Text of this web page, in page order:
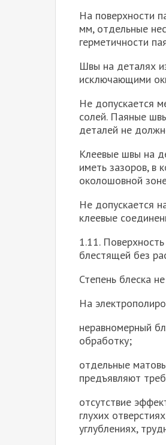
На поверхности
мм, отдельные
герметичности
Швы на деталях
исключающими
Не допускается
солей. Паяные
деталей не
Клеевые швы на
иметь зазоров, в
околошовной
Не допускается
клеевые
1.11.
блестящей без
Степень блеска
На
неравномерный
обработку;
отдельные
предъявляют
отсутствие
глухих
углублениях,